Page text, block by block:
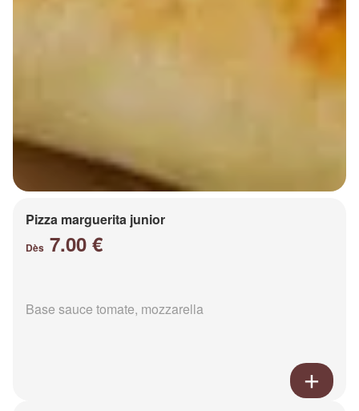
Pizza marguerita junior
Dès 7.00 €
Base sauce tomate, mozzarella